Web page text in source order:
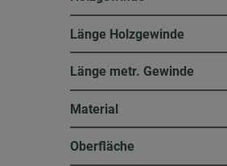
Länge Holzgewinde
Länge metr. Gewinde
Material
Oberfläche